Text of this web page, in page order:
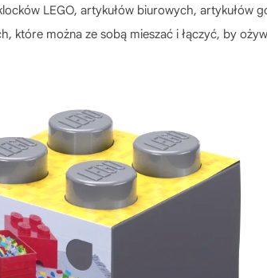
LEGO, artykułów biurowych,
które można ze sobą mieszać i łączyć, by